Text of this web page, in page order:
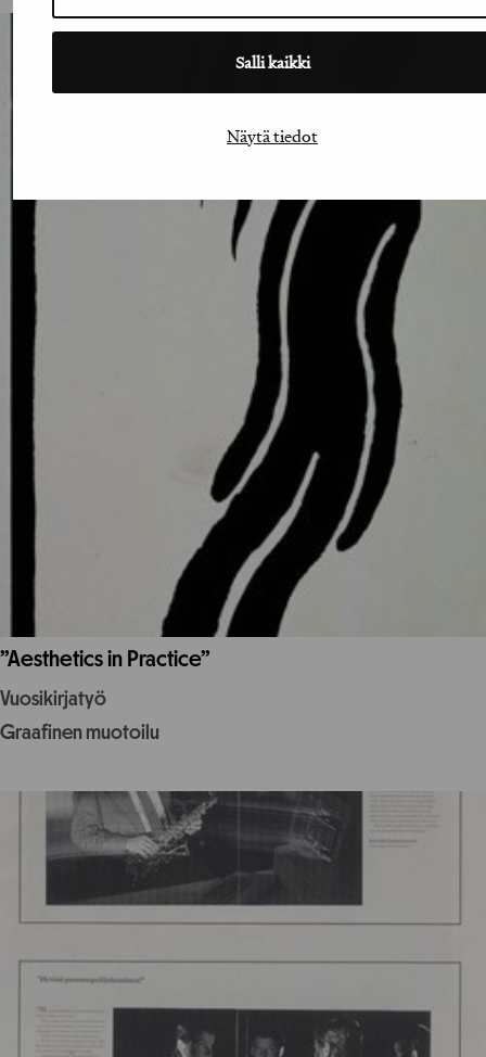
Salli kaikki
Näytä tiedot
”Aesthetics in Practice”
Vuosikirjatyö
Graafinen muotoilu